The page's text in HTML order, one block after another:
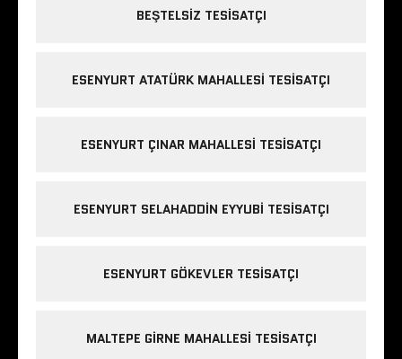
BEŞTELSIZ TESISATÇI
ESENYURT ATATÜRK MAHALLESI TESISATÇI
ESENYURT ÇINAR MAHALLESI TESISATÇI
ESENYURT SELAHADDIN EYYUBI TESISATÇI
ESENYURT GÖKEVLER TESISATÇI
MALTEPE GIRNE MAHALLESI TESISATÇI